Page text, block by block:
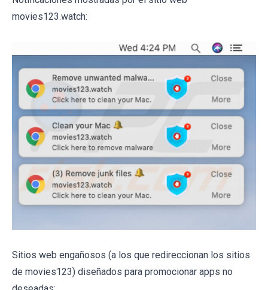
movies123.watch:
Sitios web engañosos (a los que redireccionan los sitios
de movies123) diseñados para promocionar apps no